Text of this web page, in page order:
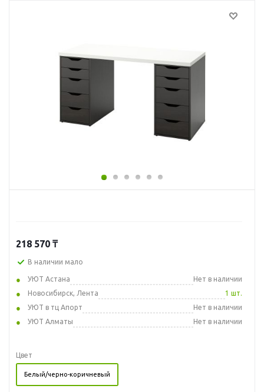
218 570 ₸
В наличии мало
УЮТ Астана
Нет в наличии
Новосибирск, Лента
1 шт.
УЮТ в тц Апорт
Нет в наличии
УЮТ Алматы
Нет в наличии
Цвет
Белый/черно-коричневый